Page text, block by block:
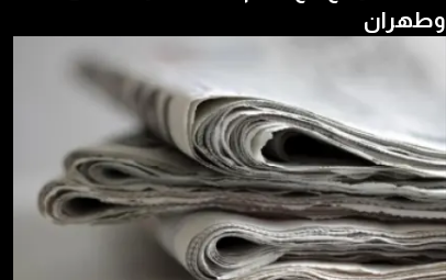
وطهران